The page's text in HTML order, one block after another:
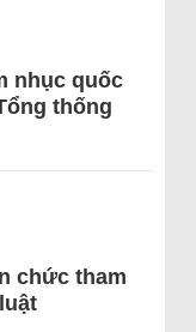
nhục quốc
thống
chức tham